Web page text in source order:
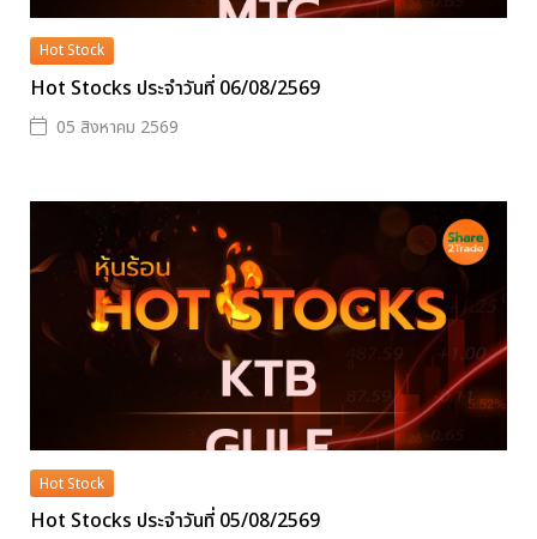
Hot Stock
Hot Stocks ประจำวันที่ 06/08/2569
05 สิงหาคม 2569
Hot Stock
Hot Stocks ประจำวันที่ 05/08/2569